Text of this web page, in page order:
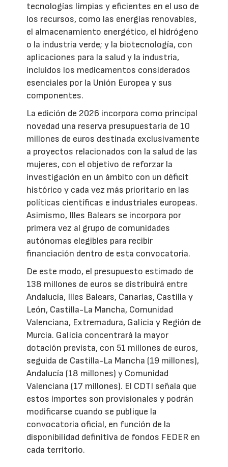
tecnologías limpias y eficientes en el uso de
los recursos, como las energías renovables,
el almacenamiento energético, el hidrógeno
o la industria verde; y la biotecnología, con
aplicaciones para la salud y la industria,
incluidos los medicamentos considerados
esenciales por la Unión Europea y sus
componentes.
La edición de 2026 incorpora como principal
novedad una reserva presupuestaria de 10
millones de euros destinada exclusivamente
a proyectos relacionados con la salud de las
mujeres, con el objetivo de reforzar la
investigación en un ámbito con un déficit
histórico y cada vez más prioritario en las
políticas científicas e industriales europeas.
Asimismo, Illes Balears se incorpora por
primera vez al grupo de comunidades
autónomas elegibles para recibir
financiación dentro de esta convocatoria.
De este modo, el presupuesto estimado de
138 millones de euros se distribuirá entre
Andalucía, Illes Balears, Canarias, Castilla y
León, Castilla-La Mancha, Comunidad
Valenciana, Extremadura, Galicia y Región de
Murcia. Galicia concentrará la mayor
dotación prevista, con 51 millones de euros,
seguida de Castilla-La Mancha (19 millones),
Andalucía (18 millones) y Comunidad
Valenciana (17 millones). El CDTI señala que
estos importes son provisionales y podrán
modificarse cuando se publique la
convocatoria oficial, en función de la
disponibilidad definitiva de fondos FEDER en
cada territorio.